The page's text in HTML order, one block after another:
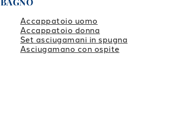
Accappatoio uomo
Accappatoio donna
Set asciugamani in spugna
Asciugamano con ospite